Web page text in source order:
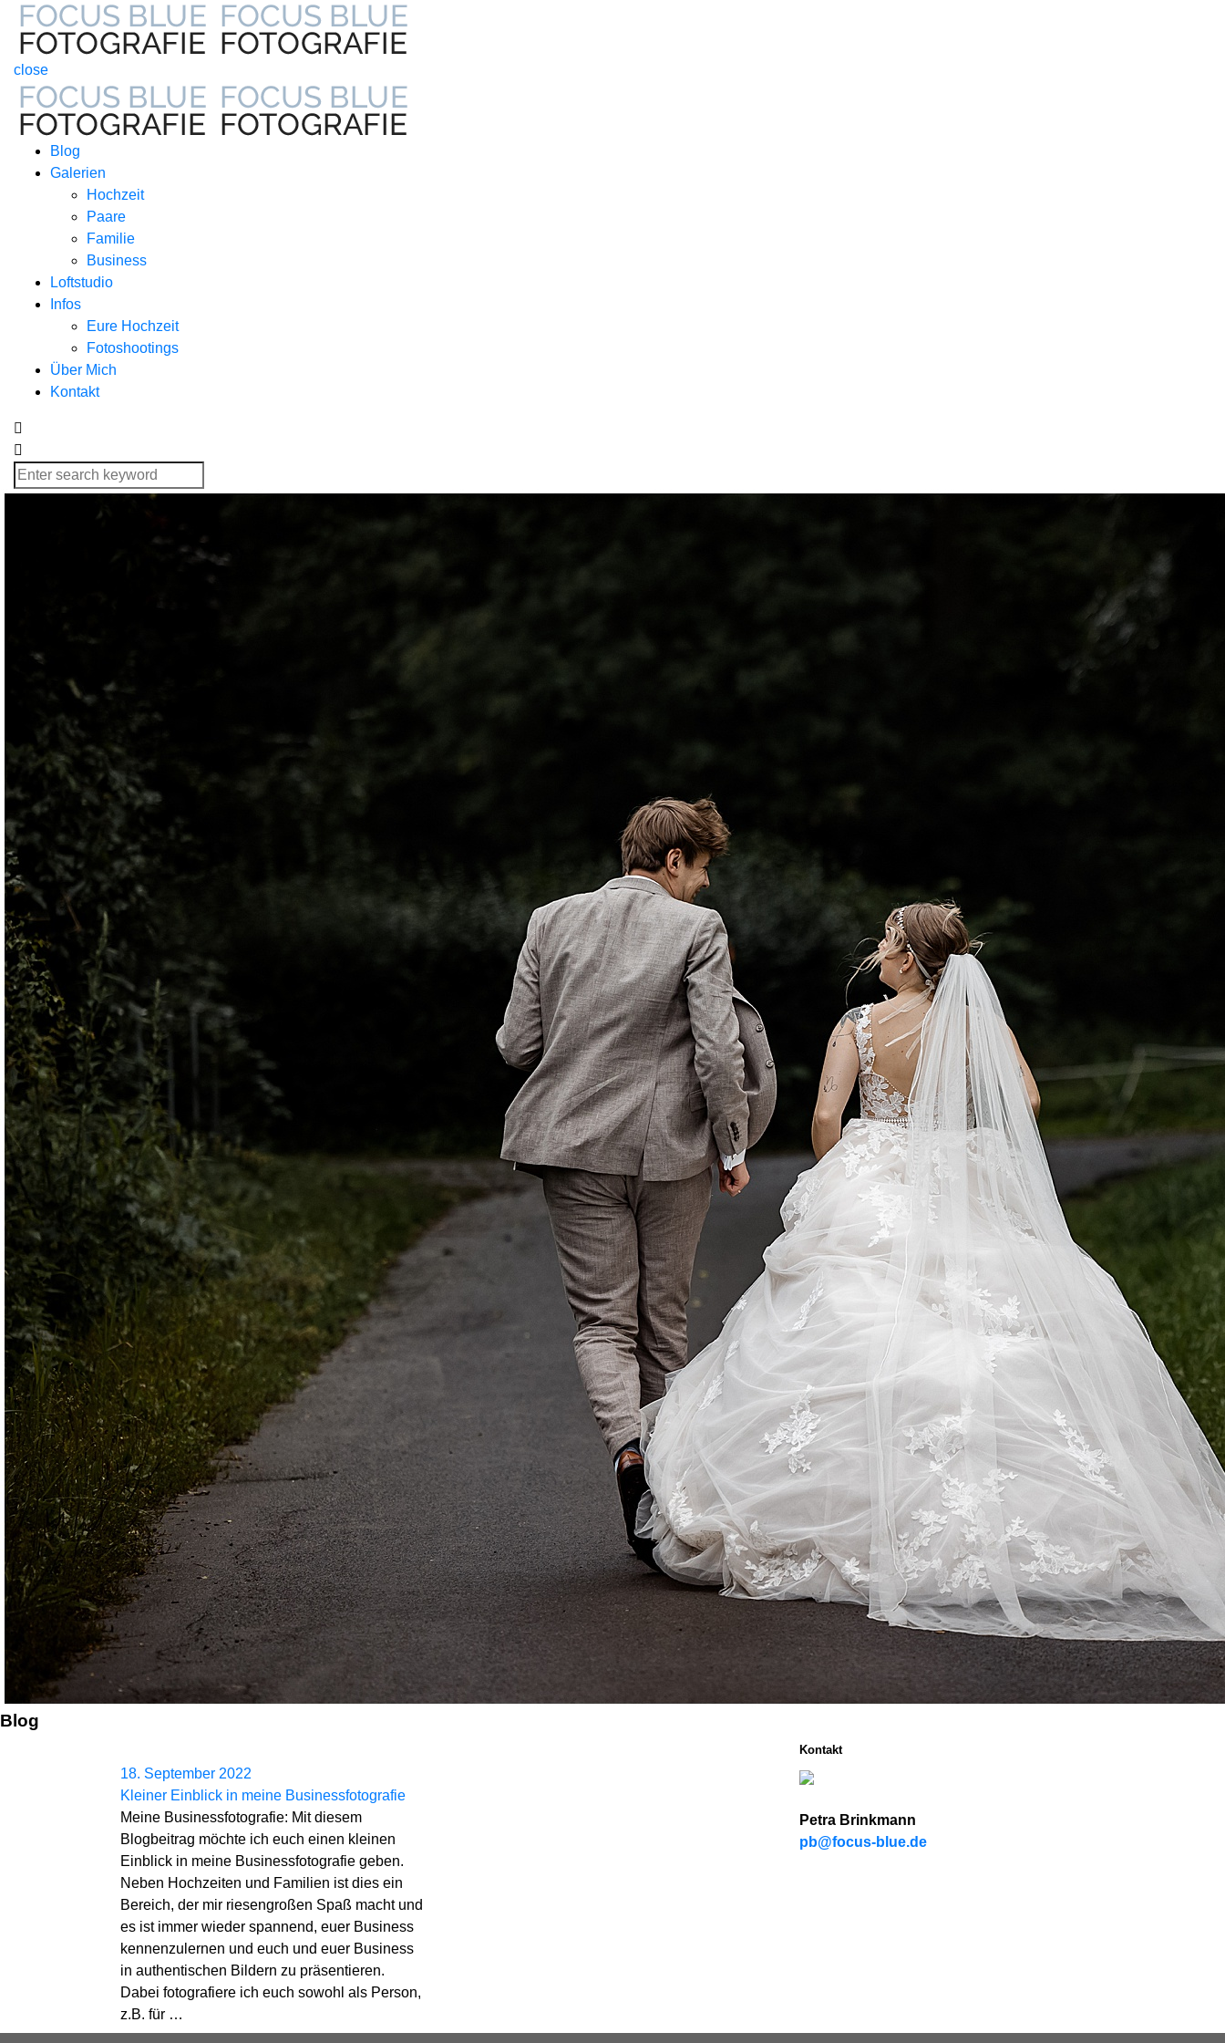
close
Blog
Galerien
Hochzeit
Paare
Familie
Business
Loftstudio
Infos
Eure Hochzeit
Fotoshootings
Über Mich
Kontakt
Blog
18. September 2022
Kleiner Einblick in meine Businessfotografie
Meine Businessfotografie: Mit diesem
Blogbeitrag möchte ich euch einen kleinen
Einblick in meine Businessfotografie geben.
Neben Hochzeiten und Familien ist dies ein
Bereich, der mir riesengroßen Spaß macht und
es ist immer wieder spannend, euer Business
kennenzulernen und euch und euer Business
in authentischen Bildern zu präsentieren.
Dabei fotografiere ich euch sowohl als Person,
z.B. für …
Kontakt
Petra Brinkmann
pb@focus-blue.de